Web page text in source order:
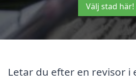
Välj stad här!
Letar du efter en revisor i